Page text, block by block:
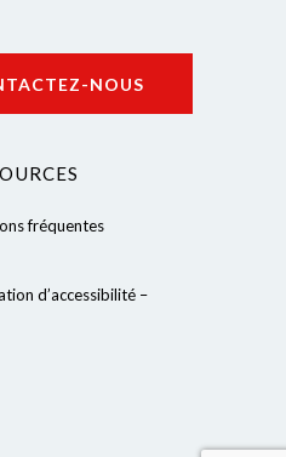
NOUS
fréquentes
d’accessibilité –